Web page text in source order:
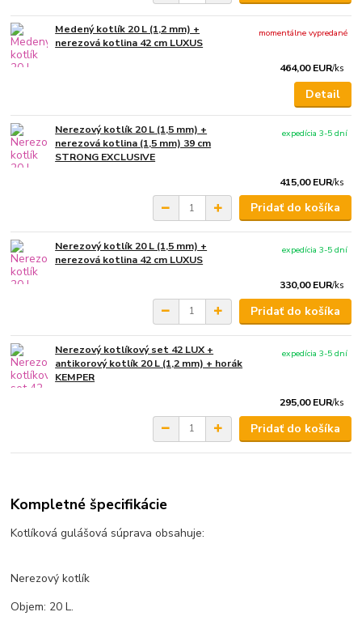
Medený kotlík 20 L (1,2 mm) +
nerezová kotlina 42 cm LUXUS
464,00 EUR/ks
momentálne vypredané
Detail
Nerezový kotlík 20 L (1,5 mm) +
nerezová kotlina (1,5 mm) 39 cm
STRONG EXCLUSIVE
415,00 EUR/ks
expedícia 3-5 dní
Pridať do košíka
Nerezový kotlík 20 L (1,5 mm) +
nerezová kotlina 42 cm LUXUS
330,00 EUR/ks
expedícia 3-5 dní
Pridať do košíka
Nerezový kotlíkový set 42 LUX +
antikorový kotlík 20 L (1,2 mm) + horák
KEMPER
295,00 EUR/ks
expedícia 3-5 dní
Pridať do košíka
Kompletné špecifikácie
Kotlíková gulášová súprava obsahuje:
Nerezový kotlík
Objem: 20 L.